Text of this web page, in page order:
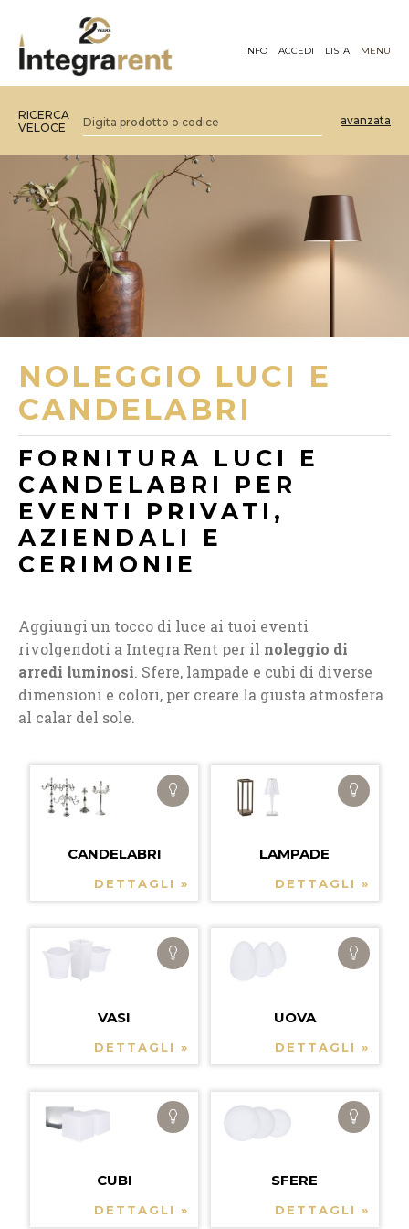
INFO ACCEDI LISTA MENU
RICERCA
VELOCE
avanzata
NOLEGGIO LUCI E
CANDELABRI
FORNITURA LUCI E
CANDELABRI PER
EVENTI PRIVATI,
AZIENDALI E
CERIMONIE
Aggiungi un tocco di luce ai tuoi eventi
rivolgendoti a Integra Rent per il noleggio di
arredi luminosi. Sfere, lampade e cubi di diverse
dimensioni e colori, per creare la giusta atmosfera
al calar del sole.
CANDELABRI
DETTAGLI »
LAMPADE
DETTAGLI »
VASI
DETTAGLI »
UOVA
DETTAGLI »
CUBI
DETTAGLI »
SFERE
DETTAGLI »